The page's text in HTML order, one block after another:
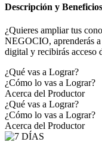
Descripción y
¿Quieres ampliar tus
NEGOCIO, aprenderás
digital y recibirás acceso
¿Qué vas a Lograr?
¿Cómo lo vas a Lograr?
Acerca del Productor
¿Qué vas a Lograr?
¿Cómo lo vas a Lograr?
Acerca del Productor